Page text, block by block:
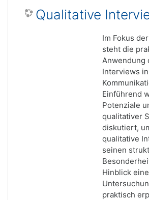
Qualitative
Im Fokus
steht die
Anwendung
Interviews
Einführend
Potenziale
qualitativer
diskutiert,
qualitative
seinen
Hinblick
praktisch